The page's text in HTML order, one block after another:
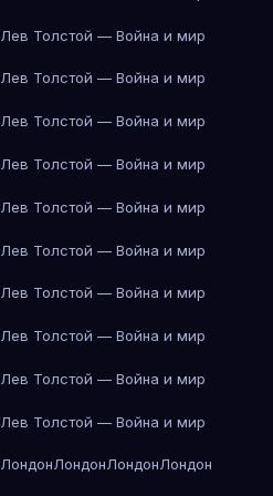
Лев Толстой — Война и мир
Лев Толстой — Война и мир
Лев Толстой — Война и мир
Лев Толстой — Война и мир
Лев Толстой — Война и мир
Лев Толстой — Война и мир
Лев Толстой — Война и мир
Лев Толстой — Война и мир
Лев Толстой — Война и мир
Лев Толстой — Война и мир
ЛондонЛондонЛондонЛондон